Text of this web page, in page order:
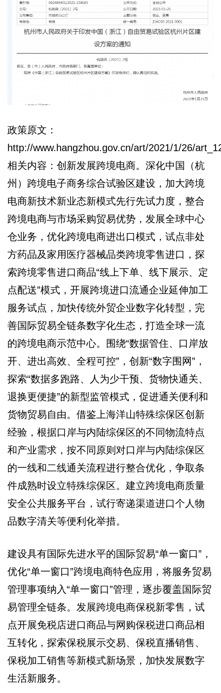
政策原文：
http://www.hangzhou.gov.cn/art/2021/1/26/
相关内容：创新发展跨境电商。深化中国（杭
州）跨境电子商务综合试验区建设，加大跨境
电商新技术新业态新模式先行先试力度，整合
跨境电商与市场采购贸易优势，发展全球中心
仓业务，优化跨境电商进出口模式，试点非处
方药品及家用医疗器械品类跨境零售进口，探
索跨境零售进口商品“线上下单、线下展示、定
点配送”模式，开展跨境进口流通企业延伸加工
服务试点，加快传统外贸企业数字化转型，完
善国际贸易全链条数字化生态，打造全球一流
的跨境电商示范中心。围绕“数据管住、口岸放
开、进出高效、全程可控”，创新“数字围网”，
探索“数据多跑路、人为少干预、货物快通关、
退换更便捷”的新型监管模式，促进通关便利和
货物贸易自由。借鉴上海洋山特殊综保区创新
经验，根据口岸与内陆综保区的不同物流特点
和产业需求，按不同原则对口岸与内陆综保区
的一线和二线通关流程进行整合优化，争取条
件成熟时设立特殊综保区。建立跨境电商质量
安全公共服务平台，试行寄递渠道进口个人物
品数字清关等便利化举措。
建设具有国际先进水平的国际贸易“单一窗口”，
优化“单一窗口”跨境电商特色应用，将服务贸易
管理事项纳入“单一窗口”管理，逐步覆盖国际贸
易管理全链条。发展跨境电商保税新零售，试
点开展免税店进口商品与网购保税进口商品相
互转化，探索保税展示交易、保税直播销售、
保税加工销售等新模式新场景，加快发展数字
生活新服务。